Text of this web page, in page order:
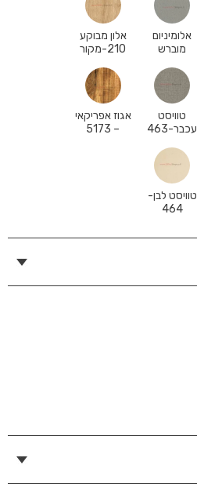
אלומיניום
מוברש
אלון מבוקע
210-מקור
טוויסט
עכבר-463
אגוז אפריקאי
– 5173
טוויסט לבן-
464